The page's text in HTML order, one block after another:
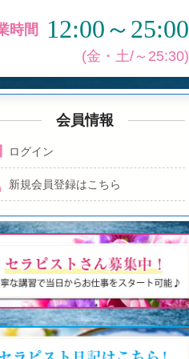
時間 12:00～25:00
(金・土/～25:30)
会員情報
ログイン
新規会員登録はこちら